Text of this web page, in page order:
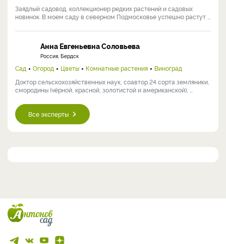
Заядлый садовод, коллекционер редких растений и садовых
новинок. В моем саду в северном Подмосковье успешно растут ...
Анна Евгеньевна Соловьева
Россия, Бердск
Сад Огород Цветы Комнатные растения
Виноград
Доктор сельскохозяйственных наук, соавтор 24 сорта земляники,
смородины (чёрной, красной, золотистой и американской), ...
Все эксперты